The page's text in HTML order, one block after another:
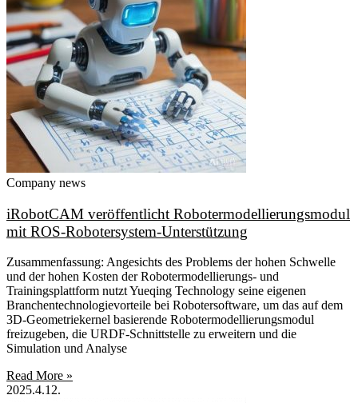
Company news
iRobotCAM veröffentlicht Robotermodellierungsmodul
mit ROS-Robotersystem-Unterstützung
Zusammenfassung: Angesichts des Problems der hohen Schwelle
und der hohen Kosten der Robotermodellierungs- und
Trainingsplattform nutzt Yueqing Technology seine eigenen
Branchentechnologievorteile bei Robotersoftware, um das auf dem
3D-Geometriekernel basierende Robotermodellierungsmodul
freizugeben, die URDF-Schnittstelle zu erweitern und die
Simulation und Analyse
Read More »
2025.4.12.